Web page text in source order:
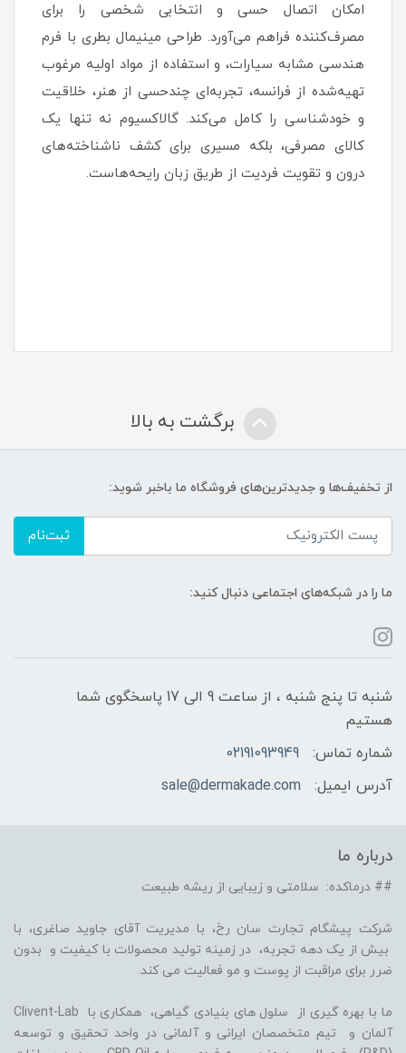
امکان اتصال حسی و انتخابی شخصی را برای
مصرف‌کننده فراهم می‌آورد. طراحی مینیمال بطری با فرم
هندسی مشابه سیارات، و استفاده از مواد اولیه مرغوب
تهیه‌شده از فرانسه، تجربه‌ای چندحسی از هنر، خلاقیت
و خودشناسی را کامل می‌کند. گالاکسیوم نه تنها یک
کالای مصرفی، بلکه مسیری برای کشف ناشناخته‌های
درون و تقویت فردیت از طریق زبان رایحه‌هاست.
برگشت به بالا
از تخفیف‌ها و جدیدترین‌های فروشگاه ما باخبر شوید:
ثبت‌نام
ما را در شبکه‌های اجتماعی دنبال کنید:
شنبه تا پنج شنبه ، از ساعت 9 الی 17 پاسخگوی شما
هستیم
شماره تماس:
02191093949
آدرس ایمیل:
sale@dermakade.com
درباره ما
## درماکده: سلامتی و زیبایی از ریشه طبیعت
شرکت پیشگام تجارت سان رخ، با مدیریت آقای جاوید صاغری، با
بیش از یک دهه تجربه، در زمینه تولید محصولات با کیفیت و بدون
ضرر برای مراقبت از پوست و مو فعالیت می کند.
ما با بهره گیری از سلول های بنیادی گیاهی، همکاری با Clivent-Lab
آلمان و تیم متخصصان ایرانی و آلمانی در واحد تحقیق و توسعه